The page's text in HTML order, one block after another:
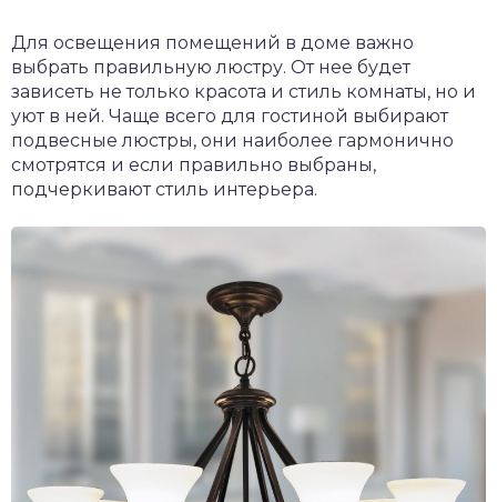
Для освещения помещений в доме важно
выбрать правильную люстру. От нее будет
зависеть не только красота и стиль комнаты, но и
уют в ней. Чаще всего для гостиной выбирают
подвесные люстры, они наиболее гармонично
смотрятся и если правильно выбраны,
подчеркивают стиль интерьера.